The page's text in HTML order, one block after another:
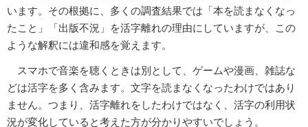
います。その根拠に、多くの調査結果では「本を読まなくなっ
たこと」「出版不況」を活字離れの理由にしていますが、この
ような解釈には違和感を覚えます。
スマホで音楽を聴くときは別として、ゲームや漫画、雑誌な
どは活字を多く含みます。文字を読まなくなったわけではあり
ません。つまり、活字離れをしたわけではなく、活字の利用状
況が変化していると考えた方が分かりやすいでしょう。